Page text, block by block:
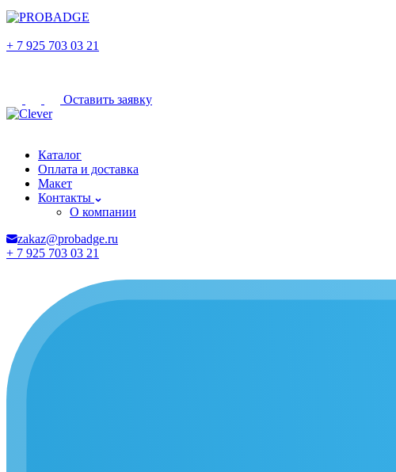
+ 7 925 703 03 21
Оставить заявку
Каталог
Оплата и доставка
Макет
Контакты
О компании
zakaz@probadge.ru
+ 7 925 703 03 21